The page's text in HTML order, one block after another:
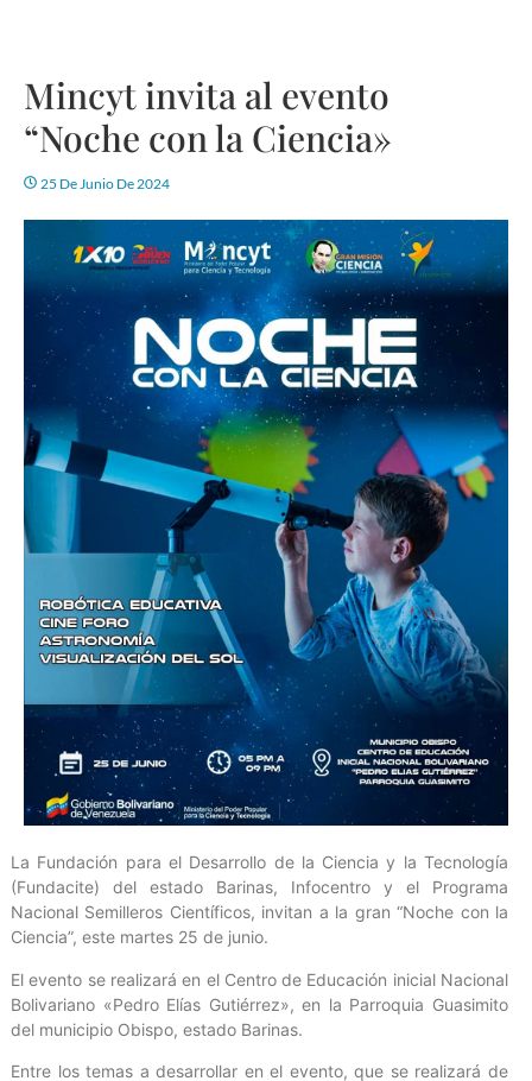
Mincyt invita al evento
“Noche con la Ciencia»
25 De Junio De 2024
La Fundación para el Desarrollo de la Ciencia y la Tecnología
(Fundacite) del estado Barinas, Infocentro y el Programa
Nacional Semilleros Científicos, invitan a la gran “Noche con la
Ciencia”, este martes 25 de junio.
El evento se realizará en el Centro de Educación inicial Nacional
Bolivariano «Pedro Elías Gutiérrez», en la Parroquia Guasimito
del municipio Obispo, estado Barinas.
Entre los temas a desarrollar en el evento, que se realizará de